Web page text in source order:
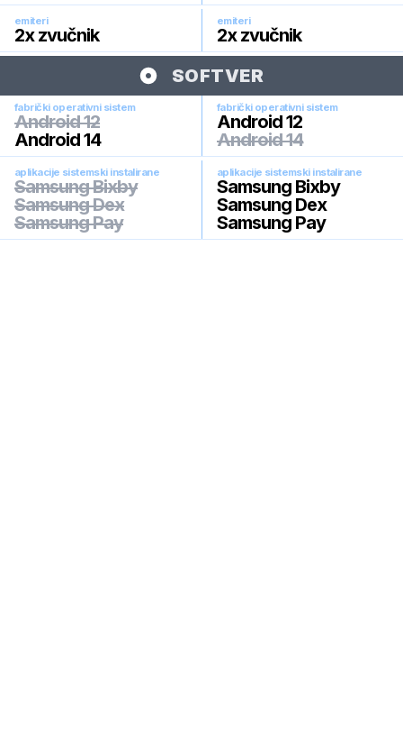
emiteri
2x zvučnik
emiteri
2x zvučnik
SOFTVER
fabrički operativni sistem
Android 12
Android 14
fabrički operativni sistem
Android 12
Android 14
aplikacije sistemski instalirane
Samsung Bixby
Samsung Dex
Samsung Pay
aplikacije sistemski instalirane
Samsung Bixby
Samsung Dex
Samsung Pay